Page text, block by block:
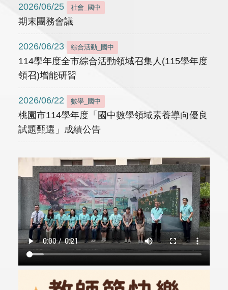
2026/06/25 社會_國中
期末團務會議
2026/06/23 綜合活動_國中
114學年度全市綜合活動領域召集人(115學年度
領召)增能研習
2026/06/22 數學_國中
桃園市114學年度「國中數學領域素養導向優良
試題甄選」成績公告